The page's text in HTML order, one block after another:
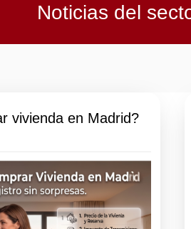
Noticias del
vivienda en Madrid?